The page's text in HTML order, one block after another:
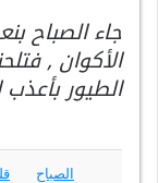
جاء الصباح
الأكوان ,
الطيور بأعذب
الصباح